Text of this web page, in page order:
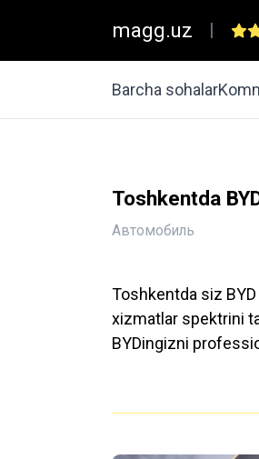
magg.uz |
Barcha sohalar
Toshkentda
Автомобиль
Toshkentda siz
xizmatlar spektrini
BYDingizni